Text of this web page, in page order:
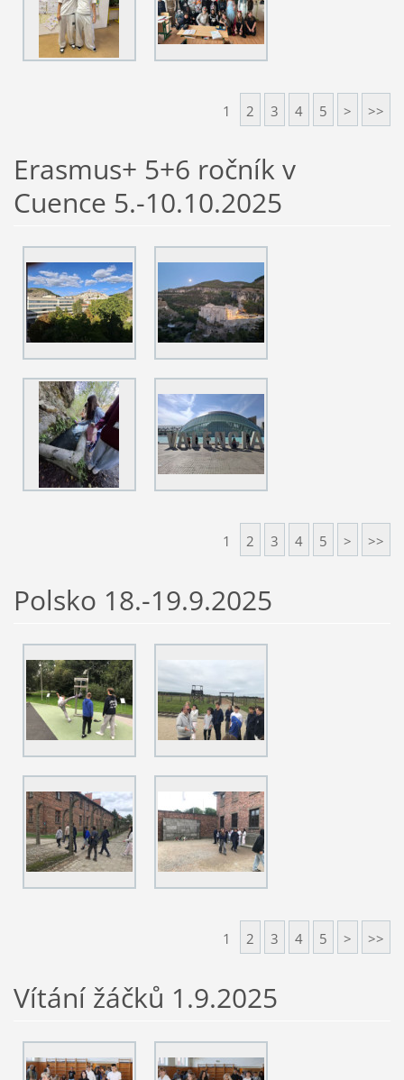
1 2 3 4 5 > >>
Erasmus+ 5+6 ročník v
Cuence 5.-10.10.2025
1 2 3 4 5 > >>
Polsko 18.-19.9.2025
1 2 3 4 5 > >>
Vítání žáčků 1.9.2025